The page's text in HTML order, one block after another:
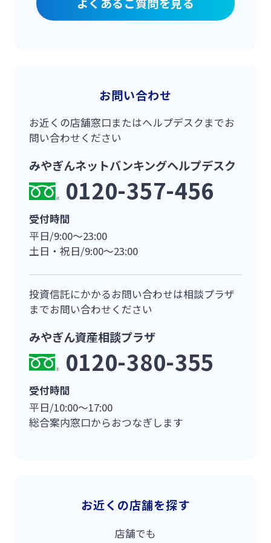
お問い合わせ
お近くの店舗窓口またはヘルプデスクまでお
問い合わせください
みやぎんネットバンキングヘルプデスク
0120-357-456
受付時間
平日/9:00〜23:00
土日・祝日/9:00〜23:00
投資信託にかかるお問い合わせは相談プラザ
までお問い合わせください
みやぎん資産相談プラザ
0120-380-355
受付時間
平日/10:00〜17:00
総合案内窓口からおつなぎします
お近くの店舗を探す
店舗でも